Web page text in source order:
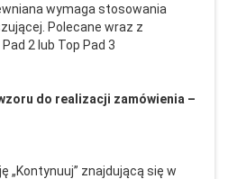
wymaga stosowania
Polecane wraz z
2 lub Top Pad 3
do realizacji zamówienia –
„Kontynuuj” znajdującą się w